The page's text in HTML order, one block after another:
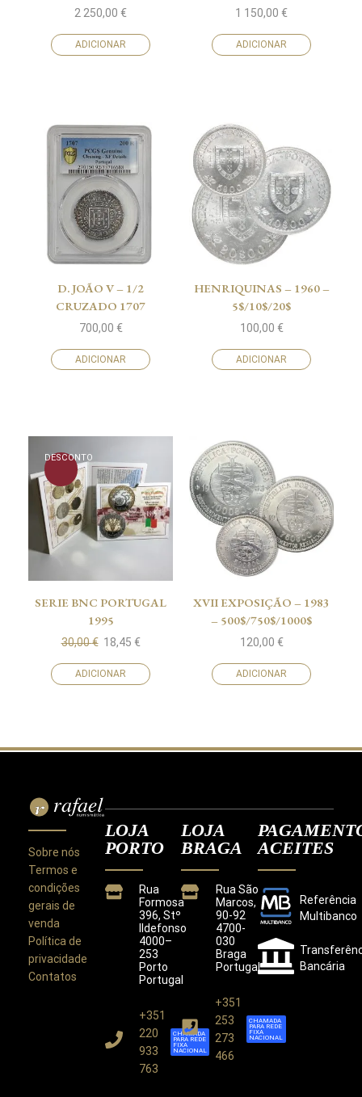
2 250,00 €
ADICIONAR
1 150,00 €
ADICIONAR
D. JOÃO V – 1/2
CRUZADO 1707
700,00 €
ADICIONAR
HENRIQUINAS – 1960 –
5$/10$/20$
100,00 €
ADICIONAR
DESCONTO
SERIE BNC PORTUGAL
1995
30,00€ 18,45 €
ADICIONAR
XVII EXPOSIÇÃO – 1983
– 500$/750$/1000$
120,00 €
ADICIONAR
Este site utiliza cookies para melhorar a sua
Ao utilizar este site concorda com a nossaPolítica de
Sobre nós
Termos e
condições
gerais de
venda
Política de
privacidade
Contatos
LOJA
PORTO
Rua
Formosa
396, Stº
Ildefonso
4000–
253
Porto
Portugal
+351
220
933
763
CHAMADA
PARA REDE
FIXA
NACIONAL
LOJA
BRAGA
Rua São
Marcos,
90-92
4700-
030
Braga
Portugal
+351
253
273
466
CHAMADA
PARA REDE
FIXA
NACIONAL
ACEITES
Referência
Multibanco
Bancária